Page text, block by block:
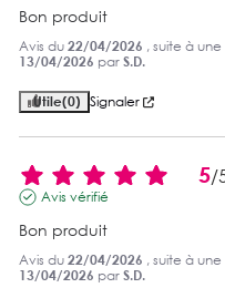
Bon produit
Avis du 22/04/2026 , suite à
13/04/2026 par S.D.
Utile(0) Signaler
5/
Avis vérifié
Bon produit
Avis du 22/04/2026 , suite à
13/04/2026 par S.D.